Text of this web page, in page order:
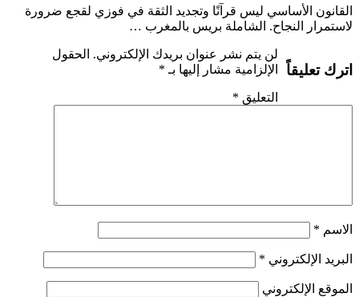
القانون الأساسي ليس قرآنًا وتجديد الثقة في فوزي لقجع ضرورة
لاستمرار النجاح. الشاملة بريس بالمغرب …
اترك تعليقاً
لن يتم نشر عنوان بريدك الإلكتروني. الحقول
الإلزامية مشار إليها بـ *
التعليق *
الاسم *
البريد الإلكتروني *
الموقع الإلكتروني